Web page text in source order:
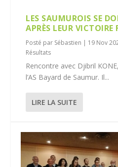
LES SAUMUROIS SE
APRÈS LEUR
Posté par Sébastien | 19 Nov
Résultats
Rencontre avec Djibril
l’AS Bayard de Saumur. Il...
LIRE LA SUITE